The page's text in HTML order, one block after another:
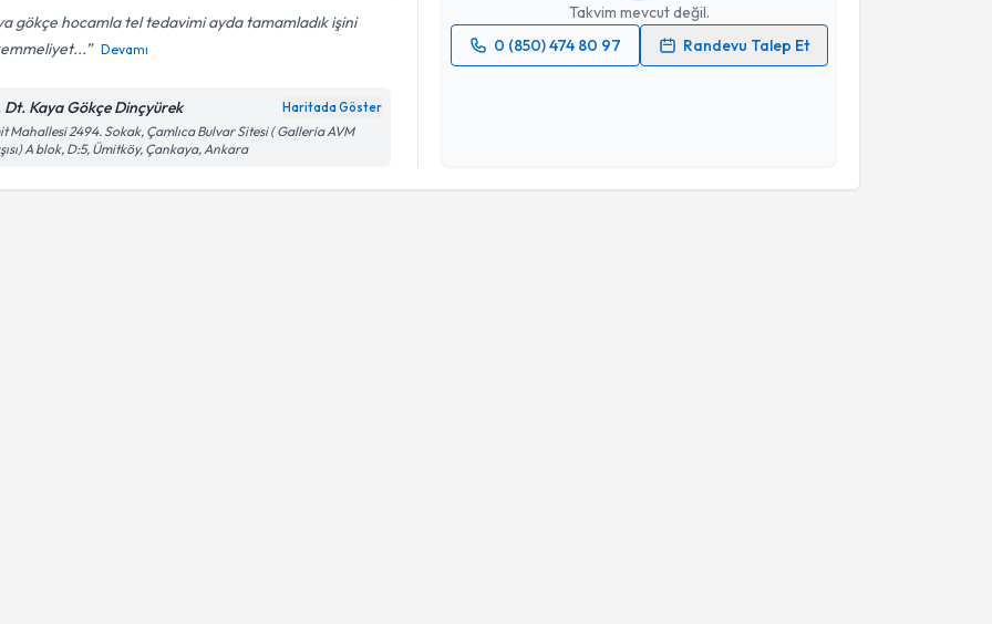
gökçe hocamla tel tedavimi ayda tamamladık işini
Devamı
Dt. Kaya Gökçe Dinçyürek Haritada Göster
Mahallesi 2494. Sokak, Çamlıca Bulvar Sitesi ( Galleria AVM
A blok, D:5, Ümitköy, Çankaya, Ankara
Takvim mevcut değil.
0 (850) 474 80 97
Randevu Talep Et
Takvim Talebini Gönder